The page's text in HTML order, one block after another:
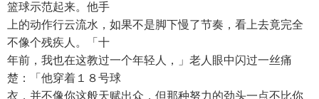
篮球示范起来。他手
上的动作行云流水，如果不是脚下慢了节奏，看上去竟完全
不像个残疾人。「十
年前，我也在这教过一个年轻人，」老人眼中闪过一丝痛
楚：「他穿着１８号球
衣，并不像你这般天赋出众，但那种努力的劲头一点不比你